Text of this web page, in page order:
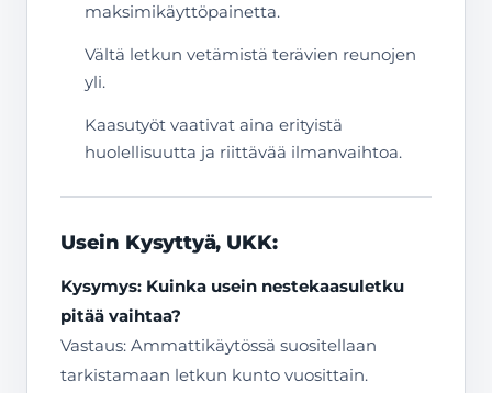
maksimikäyttöpainetta.
Vältä letkun vetämistä terävien reunojen
yli.
Kaasutyöt vaativat aina erityistä
huolellisuutta ja riittävää ilmanvaihtoa.
Usein Kysyttyä, UKK:
Kysymys: Kuinka usein nestekaasuletku
pitää vaihtaa?
Vastaus: Ammattikäytössä suositellaan
tarkistamaan letkun kunto vuosittain.